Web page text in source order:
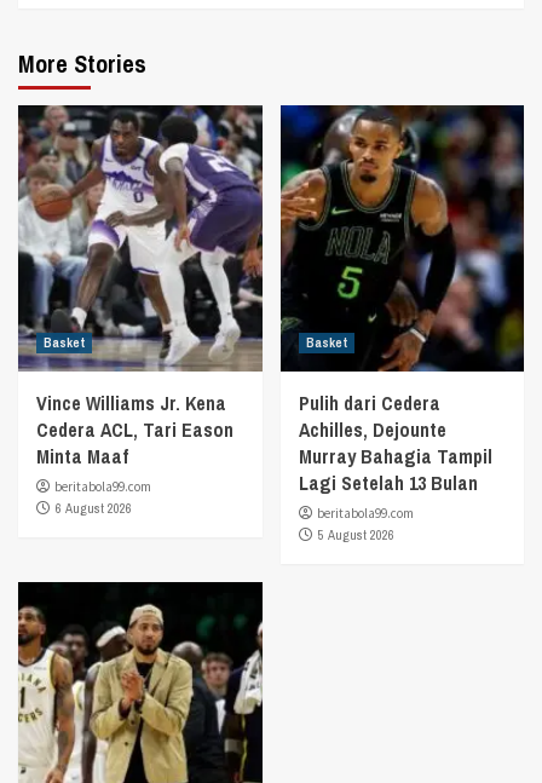
More Stories
Basket
Vince Williams Jr. Kena
Cedera ACL, Tari Eason
Minta Maaf
beritabola99.com
6 August 2026
Basket
Pulih dari Cedera
Achilles, Dejounte
Murray Bahagia Tampil
Lagi Setelah 13 Bulan
beritabola99.com
5 August 2026